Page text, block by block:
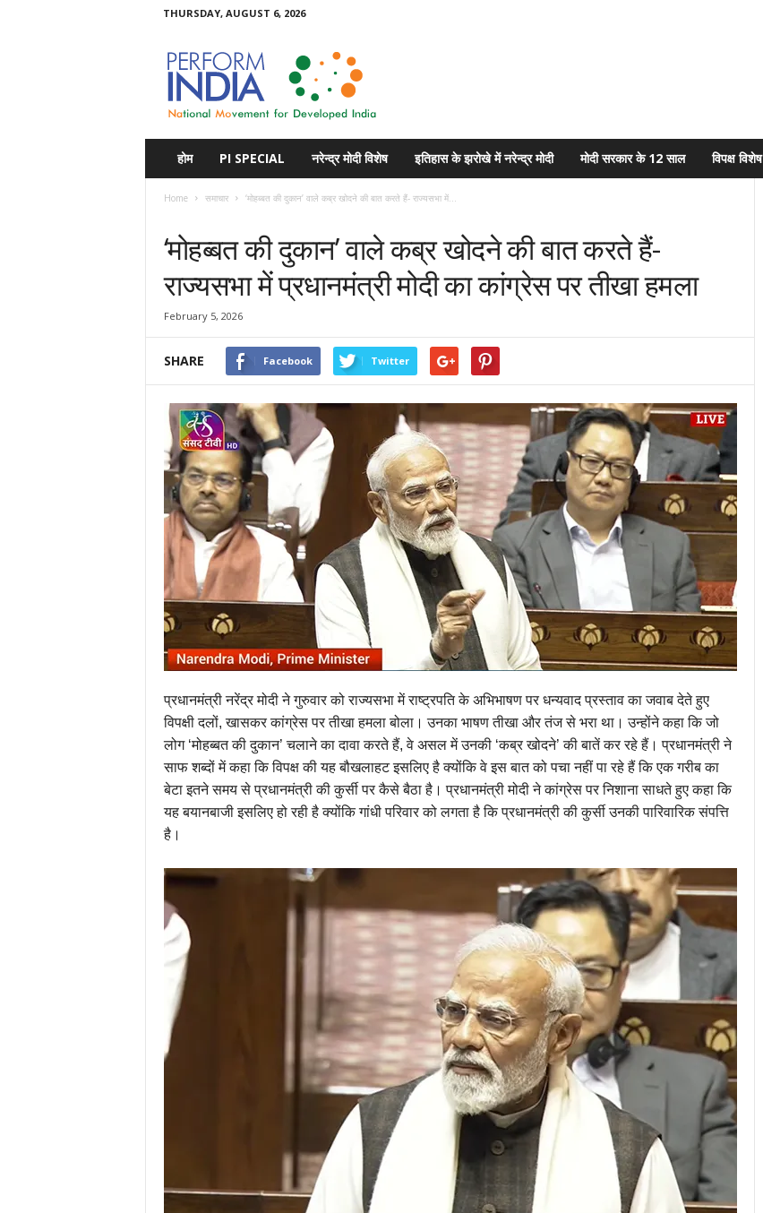
THURSDAY, AUGUST 6, 2026
होम PI SPECIAL नरेन्द्र मोदी विशेष इतिहास के झरोखे में नरेन्द्र मोदी मोदी सरकार के 12 साल विपक्ष विशेष
Home समाचार ‘मोहब्बत की दुकान’ वाले कब्र खोदने की बात करते हैं- राज्यसभा में...
‘मोहब्बत की दुकान’ वाले कब्र खोदने की बात करते हैं-
राज्यसभा में प्रधानमंत्री मोदी का कांग्रेस पर तीखा हमला
February 5, 2026
SHARE Facebook Twitter
प्रधानमंत्री नरेंद्र मोदी ने गुरुवार को राज्यसभा में राष्ट्रपति के अभिभाषण पर धन्यवाद प्रस्ताव का जवाब देते हुए
विपक्षी दलों, खासकर कांग्रेस पर तीखा हमला बोला। उनका भाषण तीखा और तंज से भरा था। उन्होंने कहा कि जो
लोग ‘मोहब्बत की दुकान’ चलाने का दावा करते हैं, वे असल में उनकी ‘कब्र खोदने’ की बातें कर रहे हैं। प्रधानमंत्री ने
साफ शब्दों में कहा कि विपक्ष की यह बौखलाहट इसलिए है क्योंकि वे इस बात को पचा नहीं पा रहे हैं कि एक गरीब का
बेटा इतने समय से प्रधानमंत्री की कुर्सी पर कैसे बैठा है। प्रधानमंत्री मोदी ने कांग्रेस पर निशाना साधते हुए कहा कि
यह बयानबाजी इसलिए हो रही है क्योंकि गांधी परिवार को लगता है कि प्रधानमंत्री की कुर्सी उनकी पारिवारिक संपत्ति
है।